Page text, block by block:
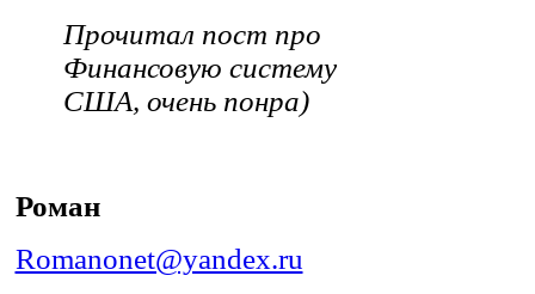
Прочитал пост про
Финансовую систему
США, очень понра)
Роман
Romanonet@yandex.ru